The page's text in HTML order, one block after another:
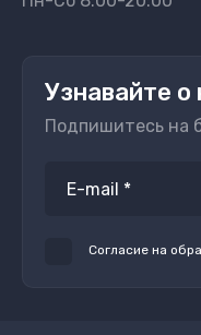
Узнавайте о
Подпишитесь на
Согласие на